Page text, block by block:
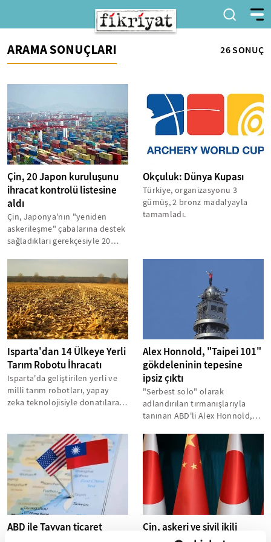
ARAMA SONUÇLARI 26 SONUÇ
Çin, 20 Japon kuruluşunu
ihracat kontrolü listesine
aldı
Çin, Japonya'nın "yeniden
askerileşme" çabalarına destek
sağladıkları gerekçesiyle 20
Okçuluk: Dünya Kupası
Türkiye, organizasyonu 3
gümüş, 2 bronz madalyayla
tamamladı.
Isparta'dan 14 Ülkeye Yerli
Tarım Robotu İhracatı
Isparta'da geliştirilen yerli ve
milli tarım robotları, yapay
zeka teknolojisiyle donatılarak
Alex Honnold, "Taipei 101"
gökdeleninin tepesine
ipsiz çıktı
"Serbest solo" olarak
adlandırılan tırmanışlarıyla
tanınan ABD'li Alex Honnold,
binalarından Tayvan'daki...
ABD ile Tayvan ticaret
Çin, askeri ve sivil ikili